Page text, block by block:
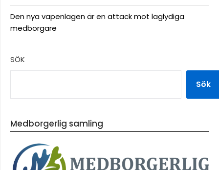
Den nya vapenlagen är en attack mot laglydiga
medborgare
SÖK
Sök
Medborgerlig samling